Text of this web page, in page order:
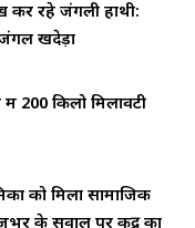
कर रहे जंगली हाथी:
जंगल खदेड़ा
200 किलो मिलावटी
को मिला सामाजिक